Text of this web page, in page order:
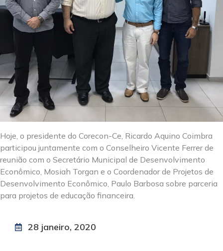
Hoje, o presidente do Corecon-Ce, Ricardo Aquino Coimbra
participou juntamente com o Conselheiro Vicente Ferrer de
reunião com o Secretário Municipal de Desenvolvimento
Econômico, Mosiah Torgan e o Coordenador de Projetos de
Desenvolvimento Econômico, Paulo Barbosa sobre parceria
para projetos de educação financeira.
28 janeiro, 2020